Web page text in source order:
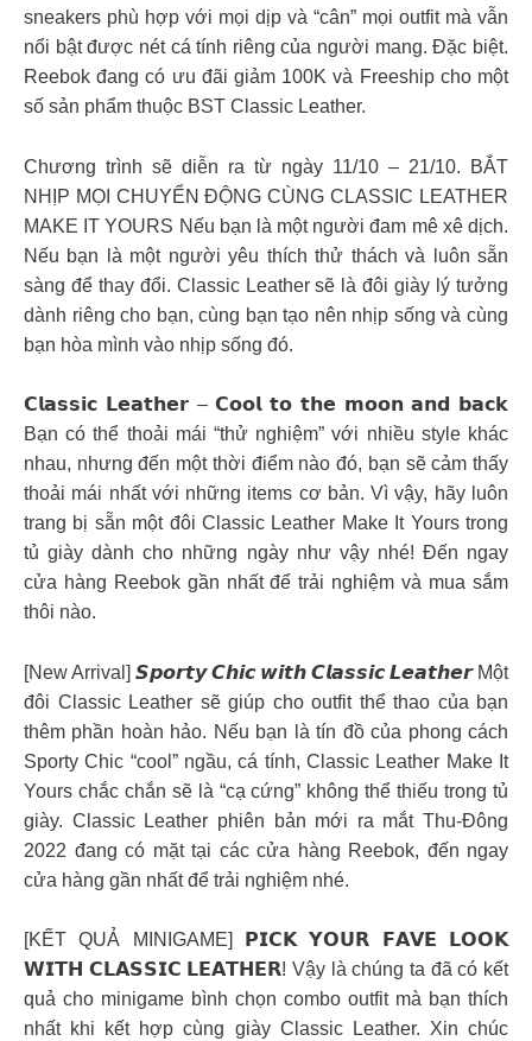
sneakers phù hợp với mọi dịp và “cân” mọi outfit mà vẫn
nổi bật được nét cá tính riêng của người mang. Đặc biệt.
Reebok đang có ưu đãi giảm 100K và Freeship cho một
số sản phẩm thuộc BST Classic Leather.
Chương trình sẽ diễn ra từ ngày 11/10 – 21/10. BẮT
NHỊP MỌI CHUYỂN ĐỘNG CÙNG CLASSIC LEATHER
MAKE IT YOURS Nếu bạn là một người đam mê xê dịch.
Nếu bạn là một người yêu thích thử thách và luôn sẵn
sàng để thay đổi. Classic Leather sẽ là đôi giày lý tưởng
dành riêng cho bạn, cùng bạn tạo nên nhịp sống và cùng
bạn hòa mình vào nhịp sống đó.
𝗖𝗹𝗮𝘀𝘀𝗶𝗰 𝗟𝗲𝗮𝘁𝗵𝗲𝗿 – 𝗖𝗼𝗼𝗹 𝘁𝗼 𝘁𝗵𝗲 𝗺𝗼𝗼𝗻 𝗮𝗻𝗱 𝗯𝗮𝗰𝗸
Bạn có thể thoải mái “thử nghiệm” với nhiều style khác
nhau, nhưng đến một thời điểm nào đó, bạn sẽ cảm thấy
thoải mái nhất với những items cơ bản. Vì vậy, hãy luôn
trang bị sẵn một đôi Classic Leather Make It Yours trong
tủ giày dành cho những ngày như vậy nhé! Đến ngay
cửa hàng Reebok gần nhất để trải nghiệm và mua sắm
thôi nào.
[New Arrival] 𝙎𝙥𝙤𝙧𝙩𝙮 𝘾𝙝𝙞𝙘 𝙬𝙞𝙩𝙝 𝘾𝙡𝙖𝙨𝙨𝙞𝙘 𝙇𝙚𝙖𝙩𝙝𝙚𝙧 Một
đôi Classic Leather sẽ giúp cho outfit thể thao của bạn
thêm phần hoàn hảo. Nếu bạn là tín đồ của phong cách
Sporty Chic “cool” ngầu, cá tính, Classic Leather Make It
Yours chắc chắn sẽ là “cạ cứng” không thể thiếu trong tủ
giày. Classic Leather phiên bản mới ra mắt Thu-Đông
2022 đang có mặt tại các cửa hàng Reebok, đến ngay
cửa hàng gần nhất để trải nghiệm nhé.
[KẾT QUẢ MINIGAME] 𝗣𝗜𝗖𝗞 𝗬𝗢𝗨𝗥 𝗙𝗔𝗩𝗘 𝗟𝗢𝗢𝗞
𝗪𝗜𝗧𝗛 𝗖𝗟𝗔𝗦𝗦𝗜𝗖 𝗟𝗘𝗔𝗧𝗛𝗘𝗥! Vậy là chúng ta đã có kết
quả cho minigame bình chọn combo outfit mà bạn thích
nhất khi kết hợp cùng giày Classic Leather. Xin chúc